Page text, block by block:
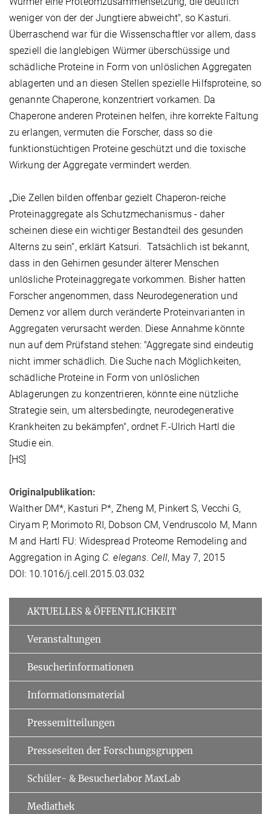
weniger von der der Jungtiere abweicht", so Kasturi.
Überraschend war für die Wissenschaftler vor allem, dass
speziell die langlebigen Würmer überschüssige und
schädliche Proteine in Form von unlöslichen Aggregaten
ablagerten und an diesen Stellen spezielle Hilfsproteine, so
genannte Chaperone, konzentriert vorkamen. Da
Chaperone anderen Proteinen helfen, ihre korrekte Faltung
zu erlangen, vermuten die Forscher, dass so die
funktionstüchtigen Proteine geschützt und die toxische
Wirkung der Aggregate vermindert werden.
„Die Zellen bilden offenbar gezielt Chaperon-reiche
Proteinaggregate als Schutzmechanismus - daher
scheinen diese ein wichtiger Bestandteil des gesunden
Alterns zu sein“, erklärt Katsuri. Tatsächlich ist bekannt,
dass in den Gehirnen gesunder älterer Menschen
unlösliche Proteinaggregate vorkommen. Bisher hatten
Forscher angenommen, dass Neurodegeneration und
Demenz vor allem durch veränderte Proteinvarianten in
Aggregaten verursacht werden. Diese Annahme könnte
nun auf dem Prüfstand stehen: "Aggregate sind eindeutig
nicht immer schädlich. Die Suche nach Möglichkeiten,
schädliche Proteine in Form von unlöslichen
Ablagerungen zu konzentrieren, könnte eine nützliche
Strategie sein, um altersbedingte, neurodegenerative
Krankheiten zu bekämpfen", ordnet F.-Ulrich Hartl die
Studie ein.
[HS]
Originalpublikation:
Walther DM*, Kasturi P*, Zheng M, Pinkert S, Vecchi G,
Ciryam P, Morimoto RI, Dobson CM, Vendruscolo M, Mann
M and Hartl FU: Widespread Proteome Remodeling and
Aggregation in Aging C. elegans. Cell, May 7, 2015
DOI: 10.1016/j.cell.2015.03.032
AKTUELLES & ÖFFENTLICHKEIT
Veranstaltungen
Besucherinformationen
Informationsmaterial
Pressemitteilungen
Presseseiten der Forschungsgruppen
Schüler- & Besucherlabor MaxLab
Mediathek